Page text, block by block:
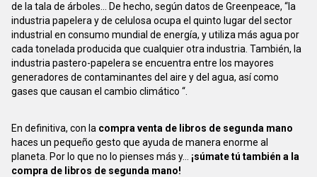
de la tala de árboles... De hecho, según datos de Greenpeace, “la
industria papelera y de celulosa ocupa el quinto lugar del sector
industrial en consumo mundial de energía, y utiliza más agua por
cada tonelada producida que cualquier otra industria. También, la
industria pastero-papelera se encuentra entre los mayores
generadores de contaminantes del aire y del agua, así como
gases que causan el cambio climático “.
En definitiva, con la compra venta de libros de segunda mano
haces un pequeño gesto que ayuda de manera enorme al
planeta. Por lo que no lo pienses más y... ¡súmate tú también a la
compra de libros de segunda mano!